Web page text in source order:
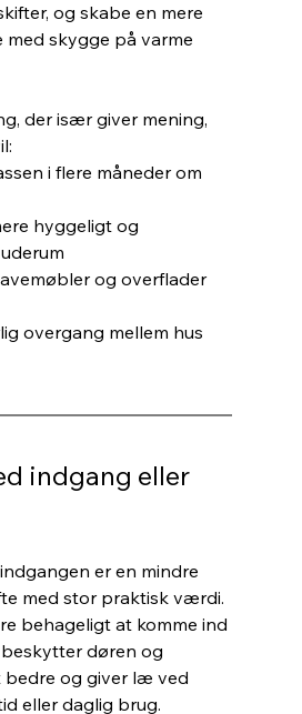
og skabe en mere
med skygge på varme
der især giver mening,
i flere måneder om
hyggeligt og
og overflader
overgang mellem hus
indgang eller
er en mindre
med stor praktisk værdi.
behageligt at komme ind
døren og
bedre og giver læ ved
eller daglig brug.